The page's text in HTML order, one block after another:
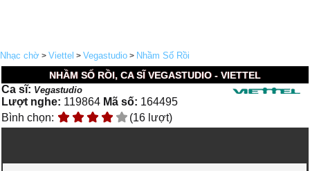
Nhạc chờ > Viettel > Vegastudio > Nhầm Số Rồi
NHẦM SỐ RỒI, CA SĨ VEGASTUDIO - VIETTEL
Ca sĩ: Vegastudio
Lượt nghe: 119864 Mã số: 164495
Bình chọn:
(16 lượt)